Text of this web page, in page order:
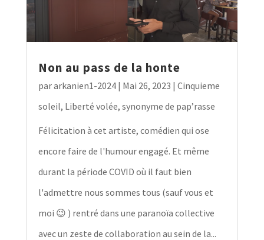
Non au pass de la honte
pararkanien1-2024| Mai 26, 2023 | Cinquieme
soleil, Liberté volée, synonyme de pap’rasse
Félicitation à cet artiste, comédien qui ose
encore faire de l'humour engagé. Et même
durant la période COVID où il faut bien
l'admettre nous sommes tous (sauf vous et
moi 😉 ) rentré dans une paranoïa collective
avec un zeste de collaboration au sein de la...